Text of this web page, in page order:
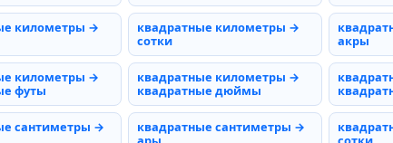
километры →
квадратные километры →
сотки
акры
километры →
футы
квадратные километры →
квадратные дюймы
сантиметры →
квадратные сантиметры →